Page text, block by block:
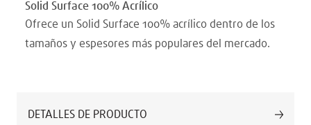
Solid Surface 100% Acrílico
Ofrece un Solid Surface 100% acrílico dentro de los
tamaños y espesores más populares del mercado.
DETALLES DE PRODUCTO